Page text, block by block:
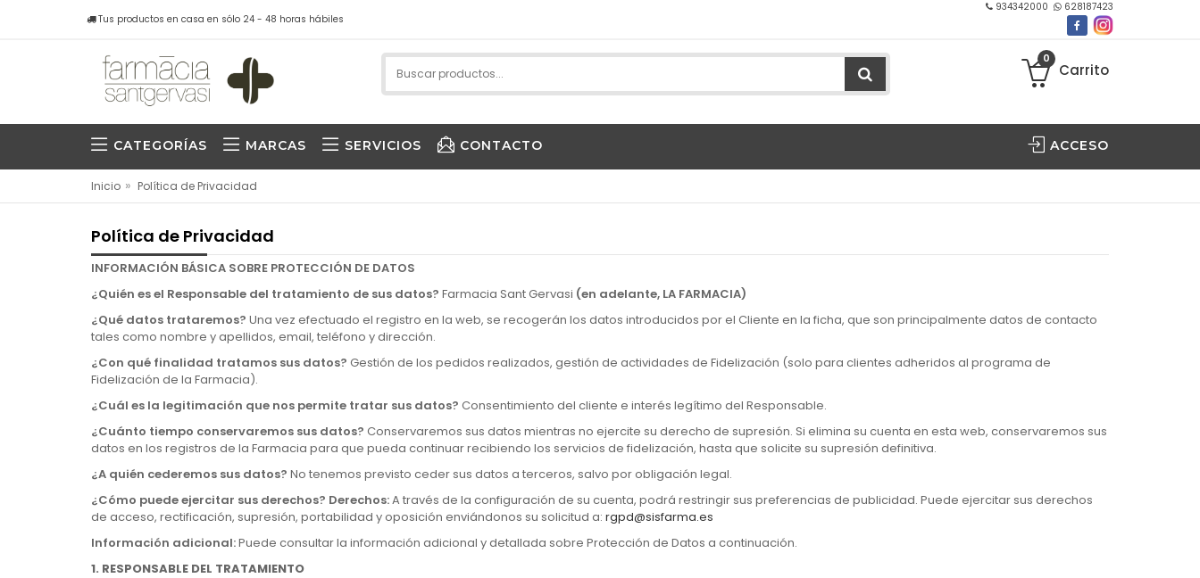
Tus productos en casa en sólo 24 - 48 horas hábiles
934342000 628187423
0
Carrito
CATEGORÍAS MARCAS SERVICIOS CONTACTO ACCESO
Inicio » Política de Privacidad
Política de Privacidad
INFORMACIÓN BÁSICA SOBRE PROTECCIÓN DE DATOS
¿Quién es el Responsable del tratamiento de sus datos? Farmacia Sant Gervasi (en adelante, LA FARMACIA)
¿Qué datos trataremos? Una vez efectuado el registro en la web, se recogerán los datos introducidos por el Cliente en la ficha, que son principalmente datos de contacto
tales como nombre y apellidos, email, teléfono y dirección.
¿Con qué finalidad tratamos sus datos? Gestión de los pedidos realizados, gestión de actividades de Fidelización (solo para clientes adheridos al programa de
Fidelización de la Farmacia).
¿Cuál es la legitimación que nos permite tratar sus datos? Consentimiento del cliente e interés legítimo del Responsable.
¿Cuánto tiempo conservaremos sus datos? Conservaremos sus datos mientras no ejercite su derecho de supresión. Si elimina su cuenta en esta web, conservaremos sus
datos en los registros de la Farmacia para que pueda continuar recibiendo los servicios de fidelización, hasta que solicite su supresión definitiva.
¿A quién cederemos sus datos? No tenemos previsto ceder sus datos a terceros, salvo por obligación legal.
¿Cómo puede ejercitar sus derechos? Derechos:A través de la configuración de su cuenta, podrá restringir sus preferencias de publicidad. Puede ejercitar sus derechos
de acceso, rectificación, supresión, portabilidad y oposición enviándonos su solicitud a: rgpd@sisfarma.es
Información adicional:Puede consultar la información adicional y detallada sobre Protección de Datos a continuación.
1. RESPONSABLE DEL TRATAMIENTO